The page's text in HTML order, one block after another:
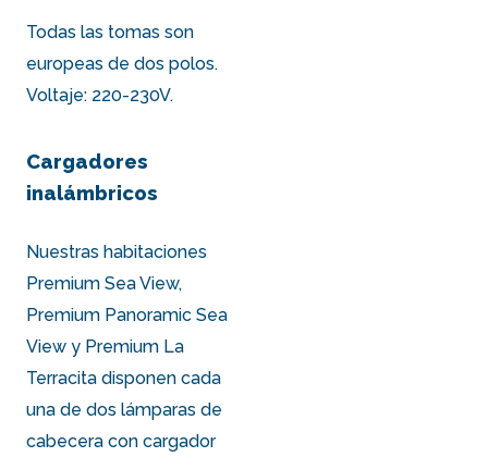
Todas las tomas son
europeas de dos polos.
Voltaje: 220-230V.
Cargadores
inalámbricos
Nuestras habitaciones
Premium Sea View,
Premium Panoramic Sea
View y Premium La
Terracita disponen cada
una de dos lámparas de
cabecera con cargador